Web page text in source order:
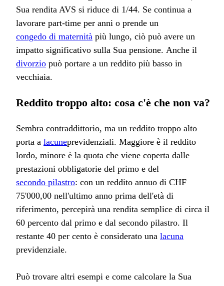
Sua rendita AVS si riduce di 1/44. Se continua a
lavorare part-time per anni o prende un
congedo di maternità più lungo, ciò può avere un
impatto significativo sulla Sua pensione. Anche il
divorzio può portare a un reddito più basso in
vecchiaia.
Reddito troppo alto: cosa c'è che non va?
Sembra contraddittorio, ma un reddito troppo alto
porta a lacuneprevidenziali. Maggiore è il reddito
lordo, minore è la quota che viene coperta dalle
prestazioni obbligatorie del primo e del
secondo pilastro: con un reddito annuo di CHF
75'000,00 nell'ultimo anno prima dell'età di
riferimento, percepirà una rendita semplice di circa il
60 percento dal primo e dal secondo pilastro. Il
restante 40 per cento è considerato una lacuna
previdenziale.
Può trovare altri esempi e come calcolare la Sua